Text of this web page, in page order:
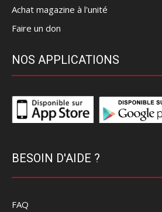
Achat magazine à l'unité
Faire un don
NOS APPLICATIONS
BESOIN D'AIDE ?
FAQ